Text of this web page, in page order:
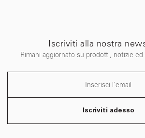
Iscriviti alla nostra
Rimani aggiornato su prodotti, notizie
Iscriviti adesso